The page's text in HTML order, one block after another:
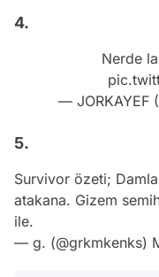
4.
Nerde
— JORKAYEF
5.
Survivor özeti;
atakana. Gizem
ile.
— g. (@grkmkenks)